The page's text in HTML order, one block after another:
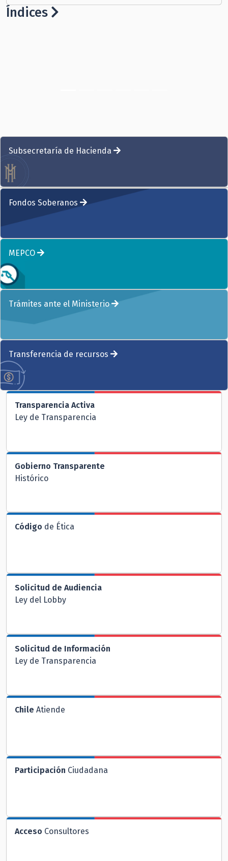
Índices
Subsecretaría de Hacienda
Investor Relations Office
Fondos Soberanos
MEPCO
Trámites ante el Ministerio
Transferencia de recursos
Transparencia Activa
Ley de Transparencia
Gobierno Transparente
Histórico
Código de Ética
Solicitud de Audiencia
Ley del Lobby
Solicitud de Información
Ley de Transparencia
Chile Atiende
Participación Ciudadana
Acceso Consultores